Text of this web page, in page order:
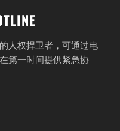
人权捍卫者，可通过电
第一时间提供紧急协